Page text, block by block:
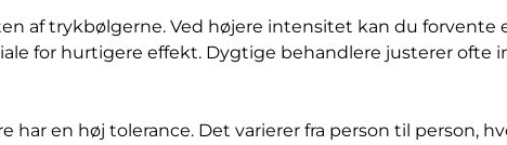
af trykbølgerne. Ved højere intensitet kan du forvente
for hurtigere effekt. Dygtige behandlere justerer ofte
har en høj tolerance. Det varierer fra person til person,